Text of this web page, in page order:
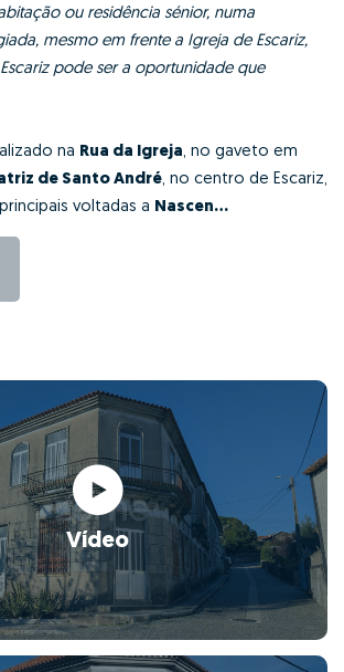
ou residência sénior, numa
mesmo em frente a Igreja de Escariz,
Escariz pode ser a oportunidade que
na Rua da Igreja, no gaveto em
de Santo André, no centro de Escariz,
voltadas a Nascen...
Vídeo